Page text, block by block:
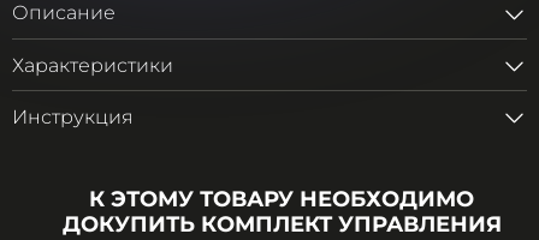
Описание
Характеристики
Инструкция
К ЭТОМУ ТОВАРУ НЕОБХОДИМО
ДОКУПИТЬ КОМПЛЕКТ УПРАВЛЕНИЯ